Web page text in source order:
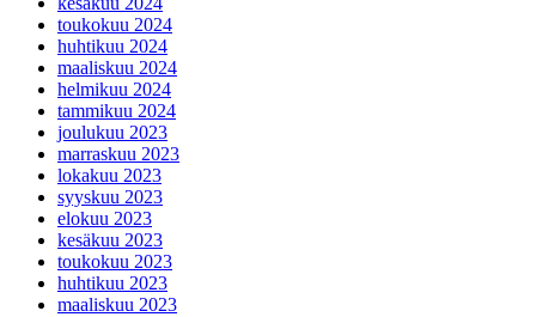
toukokuu 2024
huhtikuu 2024
maaliskuu 2024
helmikuu 2024
tammikuu 2024
joulukuu 2023
marraskuu 2023
lokakuu 2023
syyskuu 2023
elokuu 2023
kesäkuu 2023
toukokuu 2023
huhtikuu 2023
maaliskuu 2023